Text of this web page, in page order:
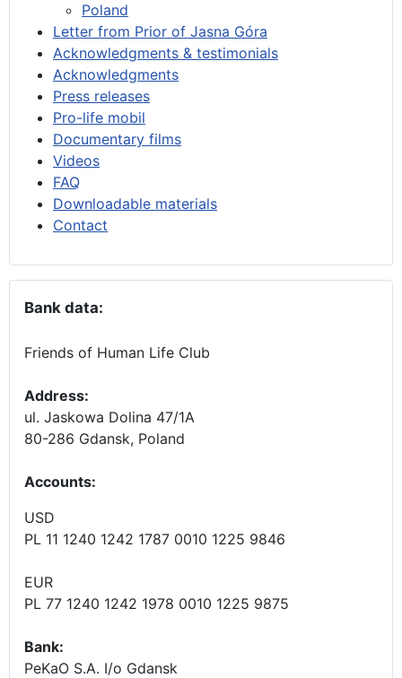
Poland
Letter from Prior of Jasna Góra
Acknowledgments & testimonials
Acknowledgments
Press releases
Pro-life mobil
Documentary films
Videos
FAQ
Downloadable materials
Contact
Bank data:
Friends of Human Life Club
Address:
ul. Jaskowa Dolina 47/1A
80-286 Gdansk, Poland
Accounts:
USD
PL 11 1240 1242 1787 0010 1225 9846
EUR
PL 77 1240 1242 1978 0010 1225 9875
Bank:
PeKaO S.A. I/o Gdansk